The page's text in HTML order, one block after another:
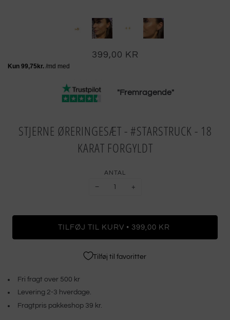
399,00 KR
"Fremragende"
STJERNE ØRERINGESÆT - #STARSTRUCK - 18
KARAT FORGYLDT
ANTAL
− +
TILFØJ TIL KURV • 399,00 KR
Tilføj til favoritter
Fri fragt over 500 kr
Levering 2-3 hverdage.
Fragtpris pakkeshop 39 kr.